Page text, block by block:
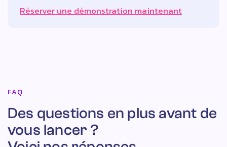
Réserver une démonstration maintenant
FAQ
Des questions en plus avant de
vous lancer ?